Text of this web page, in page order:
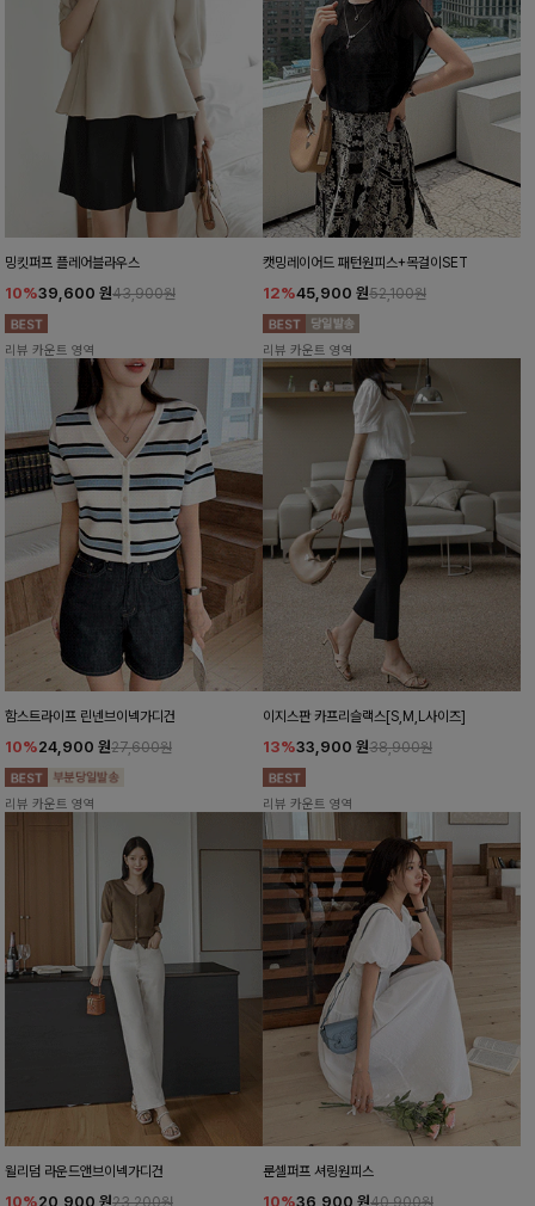
밍킷퍼프 플레어블라우스
10%39,600 원43,900원
리뷰 카운트 영역
캣밍레이어드 패턴원피스+목걸이SET
12%45,900 원52,100원
리뷰 카운트 영역
함스트라이프 린넨브이넥가디건
10%24,900 원27,600원
리뷰 카운트 영역
이지스판 카프리슬랙스[S,M,L사이즈]
13%33,900 원38,900원
리뷰 카운트 영역
윌리덤 라운드앤브이넥가디건
10%20,900 원23,200원
룬셀퍼프 셔링원피스
10%36,900 원40,900원